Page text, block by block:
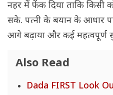
नहर में फेंक दिया ताकि किसी
सके. पत्नी के बयान के आधार
आगे बढ़ाया और कई महत्वपूर्ण
Also Read
Dada FIRST Look